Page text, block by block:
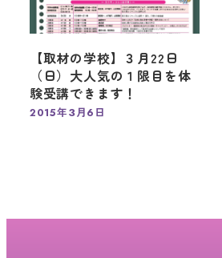
【取材の学校】３月22日
（日）大人気の１限目を体
験受講できます！
2015年3月6日